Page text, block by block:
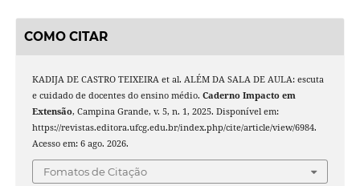
COMO CITAR
KADIJA DE CASTRO TEIXEIRA et al. ALÉM DA SALA DE AULA: escuta
e cuidado de docentes do ensino médio. Caderno Impacto em
Extensão, Campina Grande, v. 5, n. 1, 2025. Disponível em:
https://revistas.editora.ufcg.edu.br/index.php/cite/article/view/6984.
Acesso em: 6 ago. 2026.
Fomatos de Citação